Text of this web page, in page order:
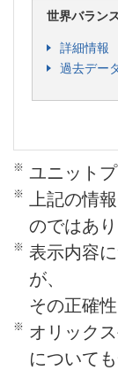
対して
運用関
が投資
で信託
年金管
金の受
金受取
● 解約手
解約・
約日か
で解約
世界バラン
詳細情報
過去デー
※ ユニット
※
上記の情
のではあり
※ 表示内容
が、
その正確
※ オリック
について